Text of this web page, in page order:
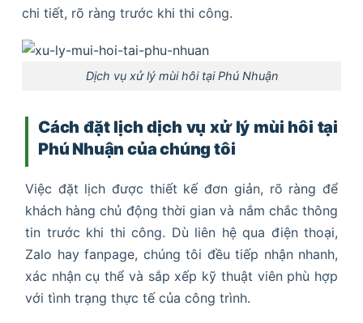
chi tiết, rõ ràng trước khi thi công.
Dịch vụ xử lý mùi hôi tại Phú Nhuận
Cách đặt lịch dịch vụ xử lý mùi hôi tại
Phú Nhuận của chúng tôi
Việc đặt lịch được thiết kế đơn giản, rõ ràng để
khách hàng chủ động thời gian và nắm chắc thông
tin trước khi thi công. Dù liên hệ qua điện thoại,
Zalo hay fanpage, chúng tôi đều tiếp nhận nhanh,
xác nhận cụ thể và sắp xếp kỹ thuật viên phù hợp
với tình trạng thực tế của công trình.